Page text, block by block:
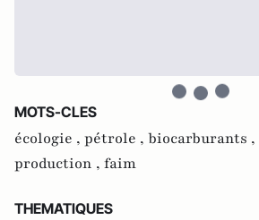
MOTS-CLES
écologie , pétrole , biocarburants ,
production , faim
THEMATIQUES